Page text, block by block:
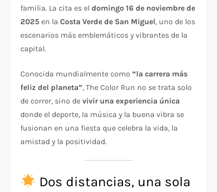
familia. La cita es eldomingo 16 de noviembre de
2025 en laCosta Verde de San Miguel, uno de los
escenarios más emblemáticos y vibrantes de la
capital.
Conocida mundialmente como“la carrera más
feliz del planeta”, The Color Run no se trata solo
de correr, sino devivir una experiencia única
donde el deporte, la música y la buena vibra se
fusionan en una fiesta que celebra la vida, la
amistad y la positividad.
Dos distancias, una sola